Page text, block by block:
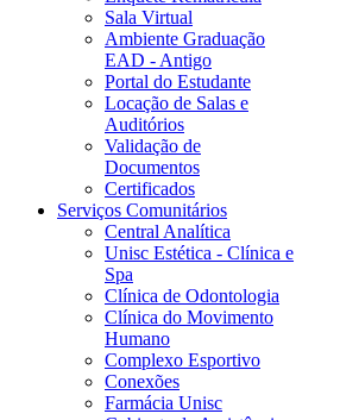
Sala Virtual
Ambiente Graduação
EAD - Antigo
Portal do Estudante
Locação de Salas e
Auditórios
Validação de
Documentos
Certificados
Serviços Comunitários
Central Analítica
Unisc Estética - Clínica e
Spa
Clínica de Odontologia
Clínica do Movimento
Humano
Complexo Esportivo
Conexões
Farmácia Unisc